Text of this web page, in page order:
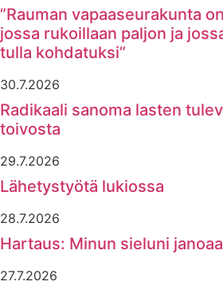
”Rauman vapaaseurakunta
jossa rukoillaan paljon ja
tulla kohdatuksi”
30.7.2026
Radikaali sanoma lasten
toivosta
29.7.2026
Lähetystyötä lukiossa
28.7.2026
Hartaus: Minun sieluni
27.7.2026